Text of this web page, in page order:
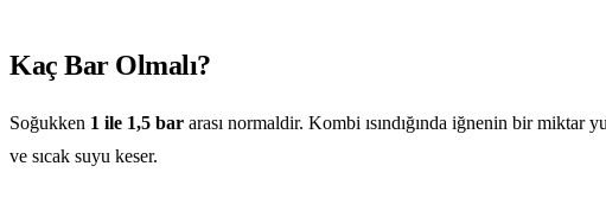
Kaç Bar Olmalı?
Soğukken 1 ile 1,5 bar arası normaldir. Kombi ısındığında iğnenin bir miktar
ve sıcak suyu keser.